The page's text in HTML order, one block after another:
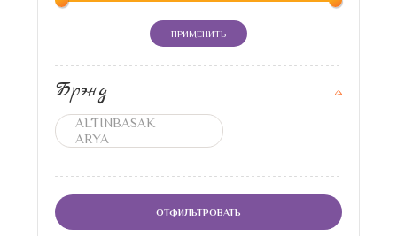
ПРИМЕНИТЬ
Брэнд
ОТФИЛЬТРОВАТЬ